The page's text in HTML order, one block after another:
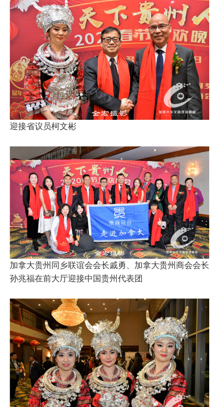
迎接省议员柯文彬
加拿大贵州同乡联谊会会长戚勇、加拿大贵州商会会长
孙兆福在前大厅迎接中国贵州代表团